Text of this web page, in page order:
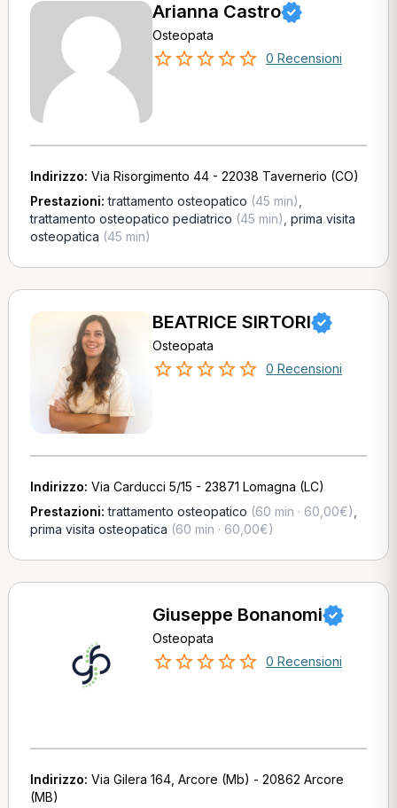
Arianna Castro
Osteopata
0 Recensioni
Indirizzo: Via Risorgimento 44 - 22038 Tavernerio (CO)
Prestazioni:trattamento osteopatico (45 min)
trattamento osteopatico pediatrico (45 min) prima visita
osteopatica (45 min)
BEATRICE SIRTORI
Osteopata
0 Recensioni
Indirizzo: Via Carducci 5/15 - 23871 Lomagna (LC)
Prestazioni:trattamento osteopatico (60 min · 60,00€)
prima visita osteopatica (60 min · 60,00€)
Giuseppe Bonanomi
Osteopata
0 Recensioni
Indirizzo: Via Gilera 164, Arcore (Mb) - 20862 Arcore
(MB)